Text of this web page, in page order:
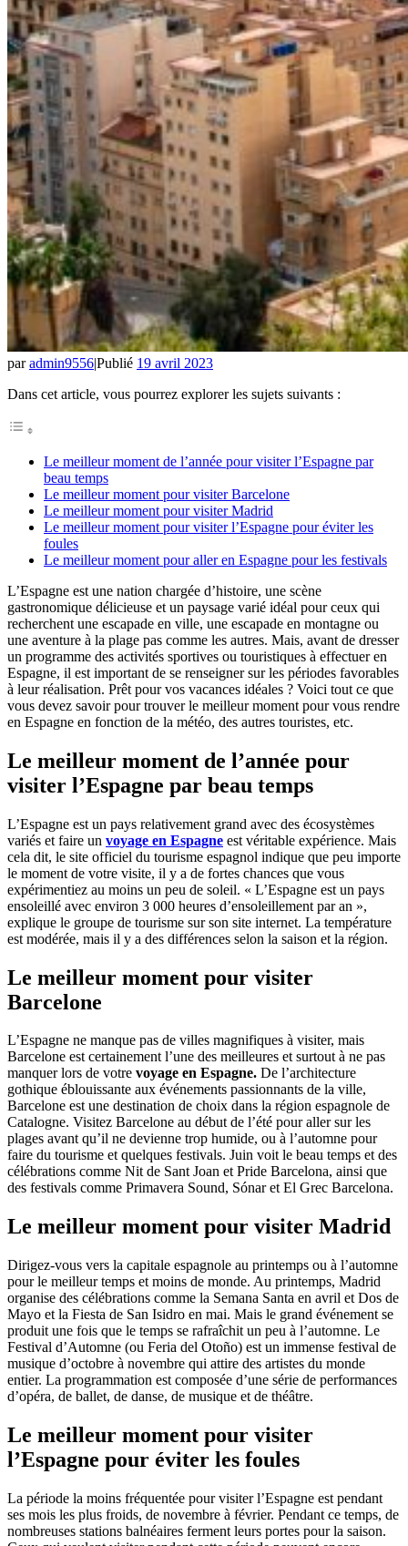
paradmin9556|Publié 19 avril 2023
Dans cet article, vous pourrez explorer les sujets suivants :
Le meilleur moment de l’année pour visiter l’Espagne par
beau temps
Le meilleur moment pour visiter Barcelone
Le meilleur moment pour visiter Madrid
Le meilleur moment pour visiter l’Espagne pour éviter les
foules
Le meilleur moment pour aller en Espagne pour les festivals
L’Espagne est une nation chargée d’histoire, une scène
gastronomique délicieuse et un paysage varié idéal pour ceux qui
recherchent une escapade en ville, une escapade en montagne ou
une aventure à la plage pas comme les autres. Mais, avant de dresser
un programme des activités sportives ou touristiques à effectuer en
Espagne, il est important de se renseigner sur les périodes favorables
à leur réalisation. Prêt pour vos vacances idéales ? Voici tout ce que
vous devez savoir pour trouver le meilleur moment pour vous rendre
en Espagne en fonction de la météo, des autres touristes, etc.
Le meilleur moment de l’année pour
visiter l’Espagne par beau temps
L’Espagne est un pays relativement grand avec des écosystèmes
variés et faire un voyage en Espagne est véritable expérience. Mais
cela dit, le site officiel du tourisme espagnol indique que peu importe
le moment de votre visite, il y a de fortes chances que vous
expérimentiez au moins un peu de soleil. « L’Espagne est un pays
ensoleillé avec environ 3 000 heures d’ensoleillement par an »,
explique le groupe de tourisme sur son site internet. La température
est modérée, mais il y a des différences selon la saison et la région.
Le meilleur moment pour visiter
Barcelone
L’Espagne ne manque pas de villes magnifiques à visiter, mais
Barcelone est certainement l’une des meilleures et surtout à ne pas
manquer lors de votre voyage en Espagne. De l’architecture
gothique éblouissante aux événements passionnants de la ville,
Barcelone est une destination de choix dans la région espagnole de
Catalogne. Visitez Barcelone au début de l’été pour aller sur les
plages avant qu’il ne devienne trop humide, ou à l’automne pour
faire du tourisme et quelques festivals. Juin voit le beau temps et des
célébrations comme Nit de Sant Joan et Pride Barcelona, ainsi que
des festivals comme Primavera Sound, Sónar et El Grec Barcelona.
Le meilleur moment pour visiter Madrid
Dirigez-vous vers la capitale espagnole au printemps ou à l’automne
pour le meilleur temps et moins de monde. Au printemps, Madrid
organise des célébrations comme la Semana Santa en avril et Dos de
Mayo et la Fiesta de San Isidro en mai. Mais le grand événement se
produit une fois que le temps se rafraîchit un peu à l’automne. Le
Festival d’Automne (ou Feria del Otoño) est un immense festival de
musique d’octobre à novembre qui attire des artistes du monde
entier. La programmation est composée d’une série de performances
d’opéra, de ballet, de danse, de musique et de théâtre.
Le meilleur moment pour visiter
l’Espagne pour éviter les foules
La période la moins fréquentée pour visiter l’Espagne est pendant
ses mois les plus froids, de novembre à février. Pendant ce temps, de
nombreuses stations balnéaires ferment leurs portes pour la saison.